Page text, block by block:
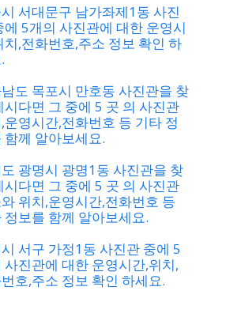
서대문구 남가좌제1동 사진
에 5개의 사진관에 대한 운영시
치,전화번호,주소 정보 확인 하
도 목포시 만호동 사진관을 찾
시다면 그 중에 5 곳 의 사진관
운영시간,전화번호 등 기타 정
함께 알아보세요.
광명시 광명1동 사진관을 찾
시다면 그 중에 5 곳 의 사진관
위치,운영시간,전화번호 등
정보를 함께 알아보세요.
서구 가정1동 사진관 중에 5
사진관에 대한 운영시간,위치,
호,주소 정보 확인 하세요.